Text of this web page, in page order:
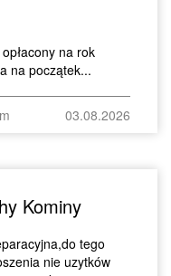
na rok
na początek...
03.08.2026
Kominy
tego
nie uzytków